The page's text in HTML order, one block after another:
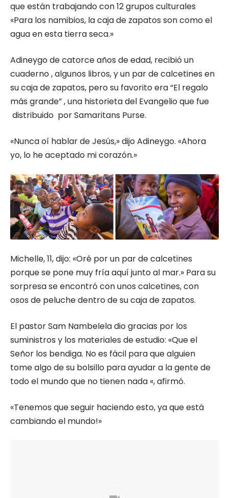
que están trabajando con 12 grupos culturales
«Para los namibios, la caja de zapatos son como el
agua en esta tierra seca.»
Adineygo de catorce años de edad, recibió un
cuaderno , algunos libros, y un par de calcetines en
su caja de zapatos, pero su favorito era “El regalo
más grande” , una historieta del Evangelio que fue
distribuido por Samaritans Purse.
«Nunca oí hablar de Jesús,» dijo Adineygo. «Ahora
yo, lo he aceptado mi corazón.»
Michelle, 11, dijo: «Oré por un par de calcetines
porque se pone muy fría aquí junto al mar.» Para su
sorpresa se encontró con unos calcetines, con
osos de peluche dentro de su caja de zapatos.
El pastor Sam Nambelela dio gracias por los
suministros y los materiales de estudio: «Que el
Señor los bendiga. No es fácil para que alguien
tome algo de su bolsillo para ayudar a la gente de
todo el mundo que no tienen nada «, afirmó.
«Tenemos que seguir haciendo esto, ya que está
cambiando el mundo!»